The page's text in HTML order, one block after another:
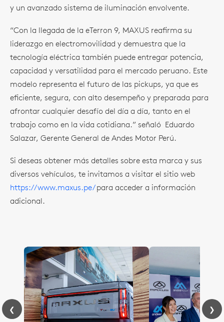
y un avanzado sistema de iluminación envolvente.
“Con la llegada de la eTerron 9, MAXUS reafirma su
liderazgo en electromovilidad y demuestra que la
tecnología eléctrica también puede entregar potencia,
capacidad y versatilidad para el mercado peruano. Este
modelo representa el futuro de las pickups, ya que es
eficiente, segura, con alto desempeño y preparada para
afrontar cualquier desafío del día a día, tanto en el
trabajo como en la vida cotidiana.” señaló Eduardo
Salazar, Gerente General de Andes Motor Perú.
Si deseas obtener más detalles sobre esta marca y sus
diversos vehículos, te invitamos a visitar el sitio web
https://www.maxus.pe/para acceder a información
adicional.
❮ ❯